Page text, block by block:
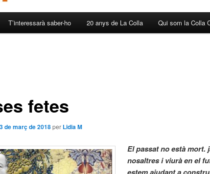
T’interessarà saber-ho 20 anys de La Colla Qui som la Colla
fetes
de març de 2018per Lidia M
El passat no està mort.
nosaltres i viurà en el